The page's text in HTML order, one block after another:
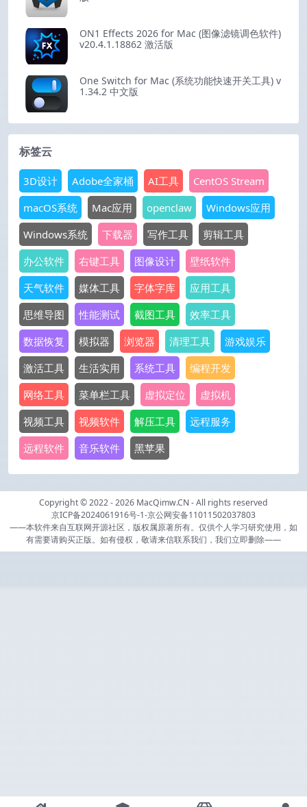
ON1 Effects 2026 for Mac (图像滤镜调色软件)
v20.4.1.18862 激活版
One Switch for Mac (系统功能快速开关工具) v
1.34.2 中文版
标签云
3D设计 Adobe全家桶 AI工具
CentOS Stream
macOS系统
Mac应用 openclaw
Windows应用
Windows系统
下载器 写作工具
剪辑工具
办公软件
右键工具 图像设计
壁纸软件
天气软件
媒体工具 字体字库
应用工具
思维导图
性能测试 截图工具
效率工具
数据恢复
模拟器 浏览器 清理工具
游戏娱乐
激活工具
生活实用 系统工具
编程开发
网络工具
菜单栏工具 虚拟定位
虚拟机
视频工具
视频软件 解压工具
远程服务
远程软件
音乐软件 黑苹果
Copyright © 2022 - 2026 MacQimw.CN - All rights reserved
京ICP备2024061916号-1-京公网安备11011502037803
——本软件来自互联网开源社区，版权属原著所有。仅供个人学习研究使用，如
有需要请购买正版。如有侵权，敬请来信联系我们，我们立即删除——